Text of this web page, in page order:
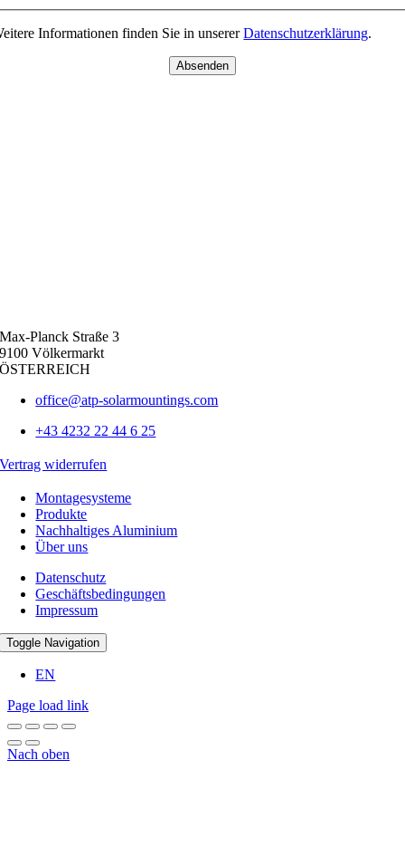
Informationen finden Sie in unsererDatenschutzerklärung.
Absenden
Max-Planck Straße 3
9100 Völkermarkt
ÖSTERREICH
office@atp-solarmountings.com
+43 4232 22 44 6 25
Vertrag widerrufen
Montagesysteme
Produkte
Nachhaltiges Aluminium
Über uns
Datenschutz
Geschäftsbedingungen
Impressum
Toggle Navigation
EN
Page load link
Nach oben